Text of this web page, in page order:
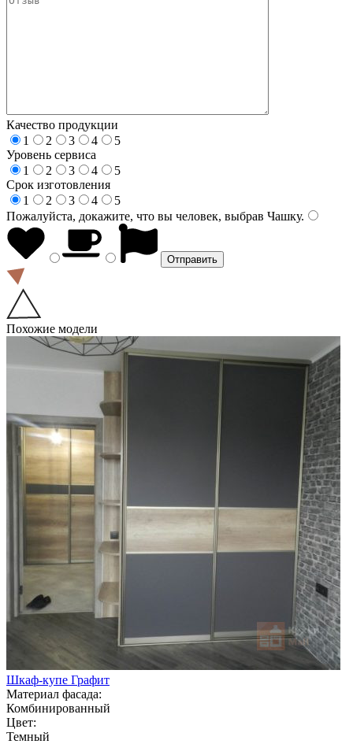
Качество продукции
1
2 3 4
5
Уровень сервиса
1
2 3 4
5
Срок изготовления
1
2 3 4
5
Пожалуйста, докажите, что вы человек, выбрав Чашку.
Похожие модели
Шкаф-купе Графит
Материал фасада:
Комбинированный
Цвет:
Темный